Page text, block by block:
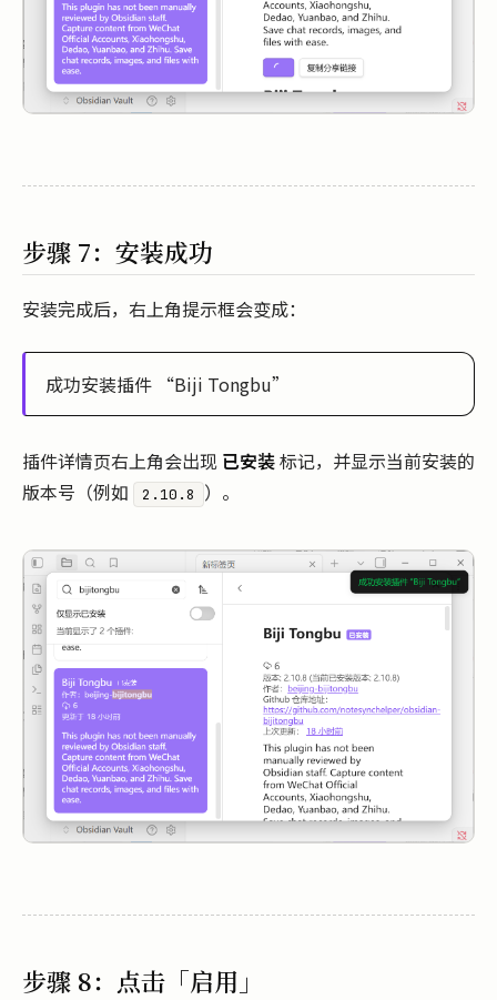
步骤 7：安装成功
安装完成后，右上角提示框会变成：
成功安装插件 “Biji Tongbu”
插件详情页右上角会出现 已安装标记，并显示当前安装的
版本号（例如
2.10.8 ）。
步骤 8：点击「启用」